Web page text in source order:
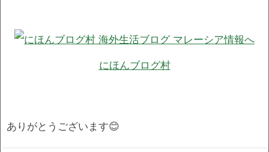
にほんブログ村
ありがとうございます😊